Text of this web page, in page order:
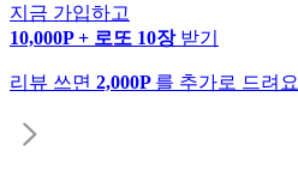
지금 가입하고
10,000P + 로또 10장 받기
리뷰 쓰면 2,000P 를 추가로 드려요